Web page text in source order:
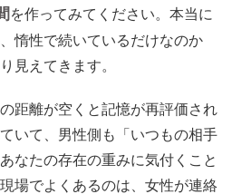
を作ってみてください。本当に
惰性で続いているだけなのか
見えてきます。
距離が空くと記憶が再評価され
いて、男性側も「いつもの相手
なたの存在の重みに気付くこと
場でよくあるのは、女性が連絡